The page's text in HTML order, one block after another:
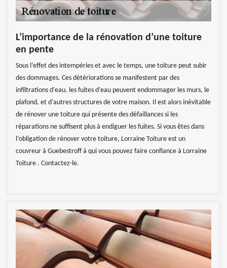
L’importance de la rénovation d’une toiture
en pente
Sous l’effet des intempéries et avec le temps, une toiture peut subir
des dommages. Ces détériorations se manifestent par des
infiltrations d’eau. les fuites d’eau peuvent endommager les murs, le
plafond, et d’autres structures de votre maison. Il est alors inévitable
de rénover une toiture qui présente des défaillances si les
réparations ne suffisent plus à endiguer les fuites. Si vous êtes dans
l’obligation de rénover votre toiture, Lorraine Toiture est un
couvreur à Guebestroff à qui vous pouvez faire confiance à Lorraine
Toiture . Contactez-le.